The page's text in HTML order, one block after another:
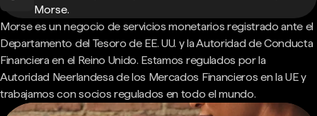
Morse.
Morse es un negocio de servicios monetarios registrado ante el
Departamento del Tesoro de EE. UU. y la Autoridad de Conducta
Financiera en el Reino Unido. Estamos regulados por la
Autoridad Neerlandesa de los Mercados Financieros en la UE y
trabajamos con socios regulados en todo el mundo.